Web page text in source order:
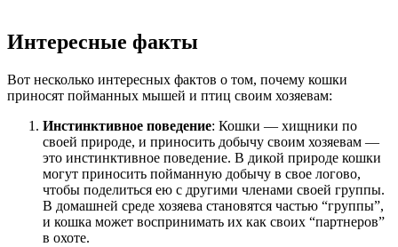
Интересные факты
Вот несколько интересных фактов о том, почему кошки
приносят пойманных мышей и птиц своим хозяевам:
Инстинктивное поведение: Кошки — хищники по
своей природе, и приносить добычу своим хозяевам —
это инстинктивное поведение. В дикой природе кошки
могут приносить пойманную добычу в свое логово,
чтобы поделиться ею с другими членами своей группы.
В домашней среде хозяева становятся частью “группы”,
и кошка может воспринимать их как своих “партнеров”
в охоте.